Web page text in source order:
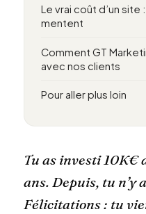
Le vrai coût d’un site
mentent
Comment GT
avec nos clients
Pour aller plus loin
Tu as investi 10K€
ans. Depuis, tu n’y
Félicitations : tu